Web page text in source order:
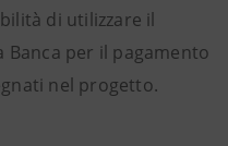
di utilizzare il
Banca per il pagamento
nel progetto.